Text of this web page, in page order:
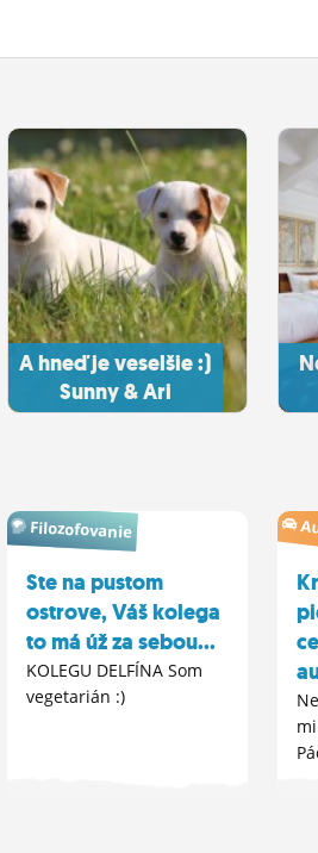
A hneď je veselšie :)
Sunny & Ari
Filozofovanie
Ste na pustom
ostrove, Váš kolega
to má úž za sebou...
KOLEGU DELFÍNA Som
vegetarián :)